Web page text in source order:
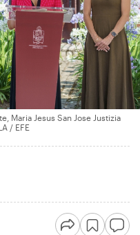
Maria Jesus San Jose Justizia
/ EFE